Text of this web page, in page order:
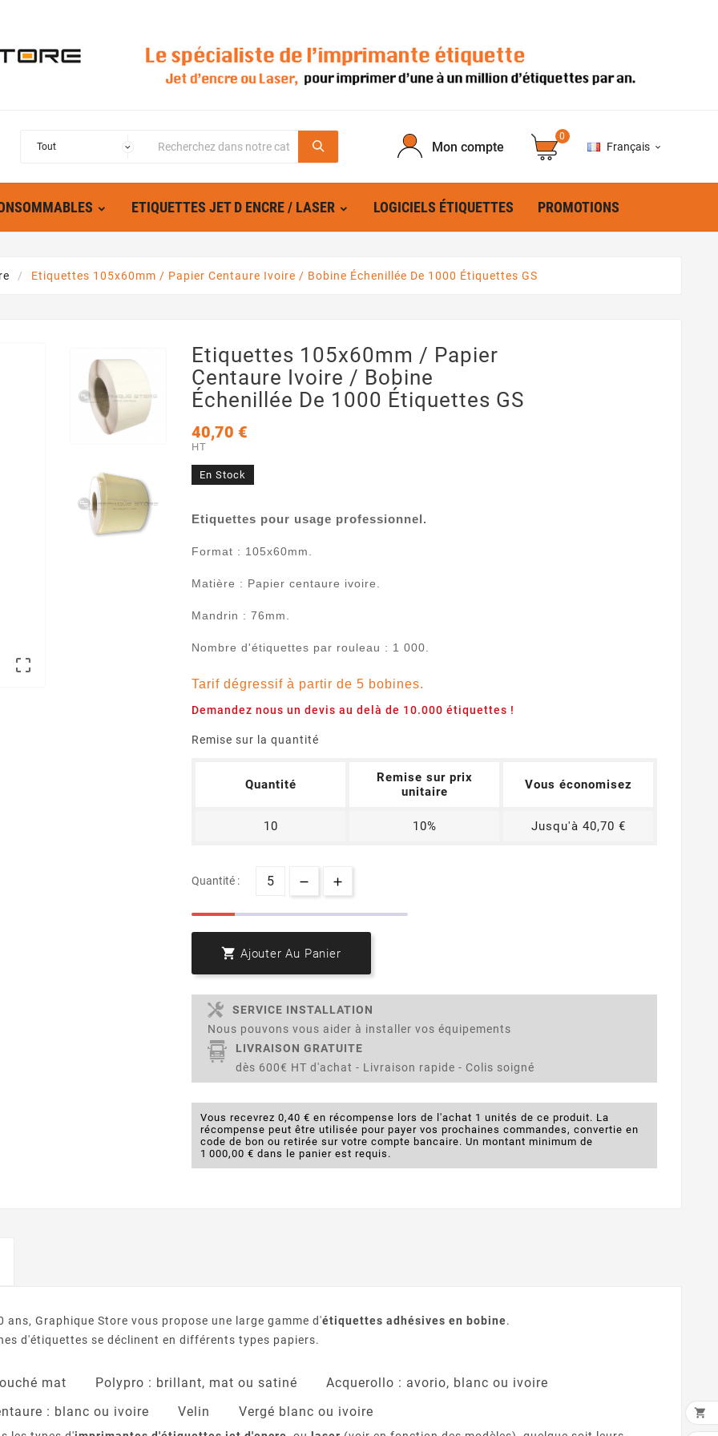
Mon compte
0
Français 
ETIQUETTES JET D ENCRE / LASER LOGICIELS ÉTIQUETTES PROMOTIONS
Etiquettes 105x60mm / Papier Centaure Ivoire / Bobine Échenillée De 1000 Étiquettes GS

Etiquettes 105x60mm / Papier
Centaure Ivoire / Bobine
Échenillée De 1000 Étiquettes GS
40,70 €
HT
En Stock
Etiquettes pour usage professionnel.
Format : 105x60mm.
Matière : Papier centaure ivoire.
Mandrin : 76mm.
Nombre d'étiquettes par rouleau : 1 000.
Tarif dégressif à partir de 5 bobines.
Demandez nous un devis au delà de 10.000 étiquettes !
Remise sur la quantité
Quantité
Remise sur prix
unitaire
Vous économisez
10 10% Jusqu'à 40,70 €
Quantité :
 Ajouter Au Panier
SERVICE INSTALLATION
Nous pouvons vous aider à installer vos équipements
LIVRAISON GRATUITE
dès 600€ HT d'achat - Livraison rapide - Colis soigné
Vous recevrez 0,40 € en récompense lors de l'achat 1 unités de ce produit. La
récompense peut être utilisée pour payer vos prochaines commandes, convertie en
code de bon ou retirée sur votre compte bancaire. Un montant minimum de
1 000,00 € dans le panier est requis.
Graphique Store vous propose une large gamme d'étiquettes adhésives en bobine.
d'étiquettes se déclinent en différents types papiers.
mat Polypro : brillant, mat ou satiné
Acquerollo : avorio, blanc ou ivoire
: blanc ou ivoire
Velin Vergé blanc ou ivoire 